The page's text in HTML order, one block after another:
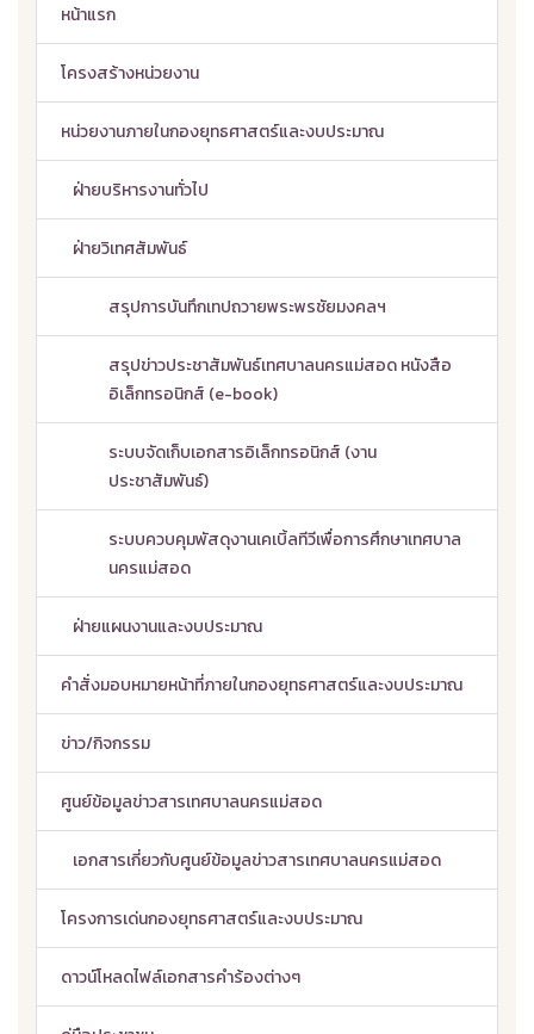
หน้าแรก
โครงสร้างหน่วยงาน
หน่วยงานภายในกองยุทธศาสตร์และงบประมาณ
ฝ่ายบริหารงานทั่วไป
ฝ่ายวิเทศสัมพันธ์
สรุปการบันทึกเทปถวายพระพรชัยมงคลฯ
สรุปข่าวประชาสัมพันธ์เทศบาลนครแม่สอด หนังสือ
อิเล็กทรอนิกส์ (e-book)
ระบบจัดเก็บเอกสารอิเล็กทรอนิกส์ (งาน
ประชาสัมพันธ์)
ระบบควบคุมพัสดุงานเคเบิ้ลทีวีเพื่อการศึกษาเทศบาล
นครแม่สอด
ฝ่ายแผนงานและงบประมาณ
คำสั่งมอบหมายหน้าที่ภายในกองยุทธศาสตร์และงบประมาณ
ข่าว/กิจกรรม
ศูนย์ข้อมูลข่าวสารเทศบาลนครแม่สอด
เอกสารเกี่ยวกับศูนย์ข้อมูลข่าวสารเทศบาลนครแม่สอด
โครงการเด่นกองยุทธศาสตร์และงบประมาณ
ดาวน์โหลดไฟล์เอกสารคำร้องต่างๆ